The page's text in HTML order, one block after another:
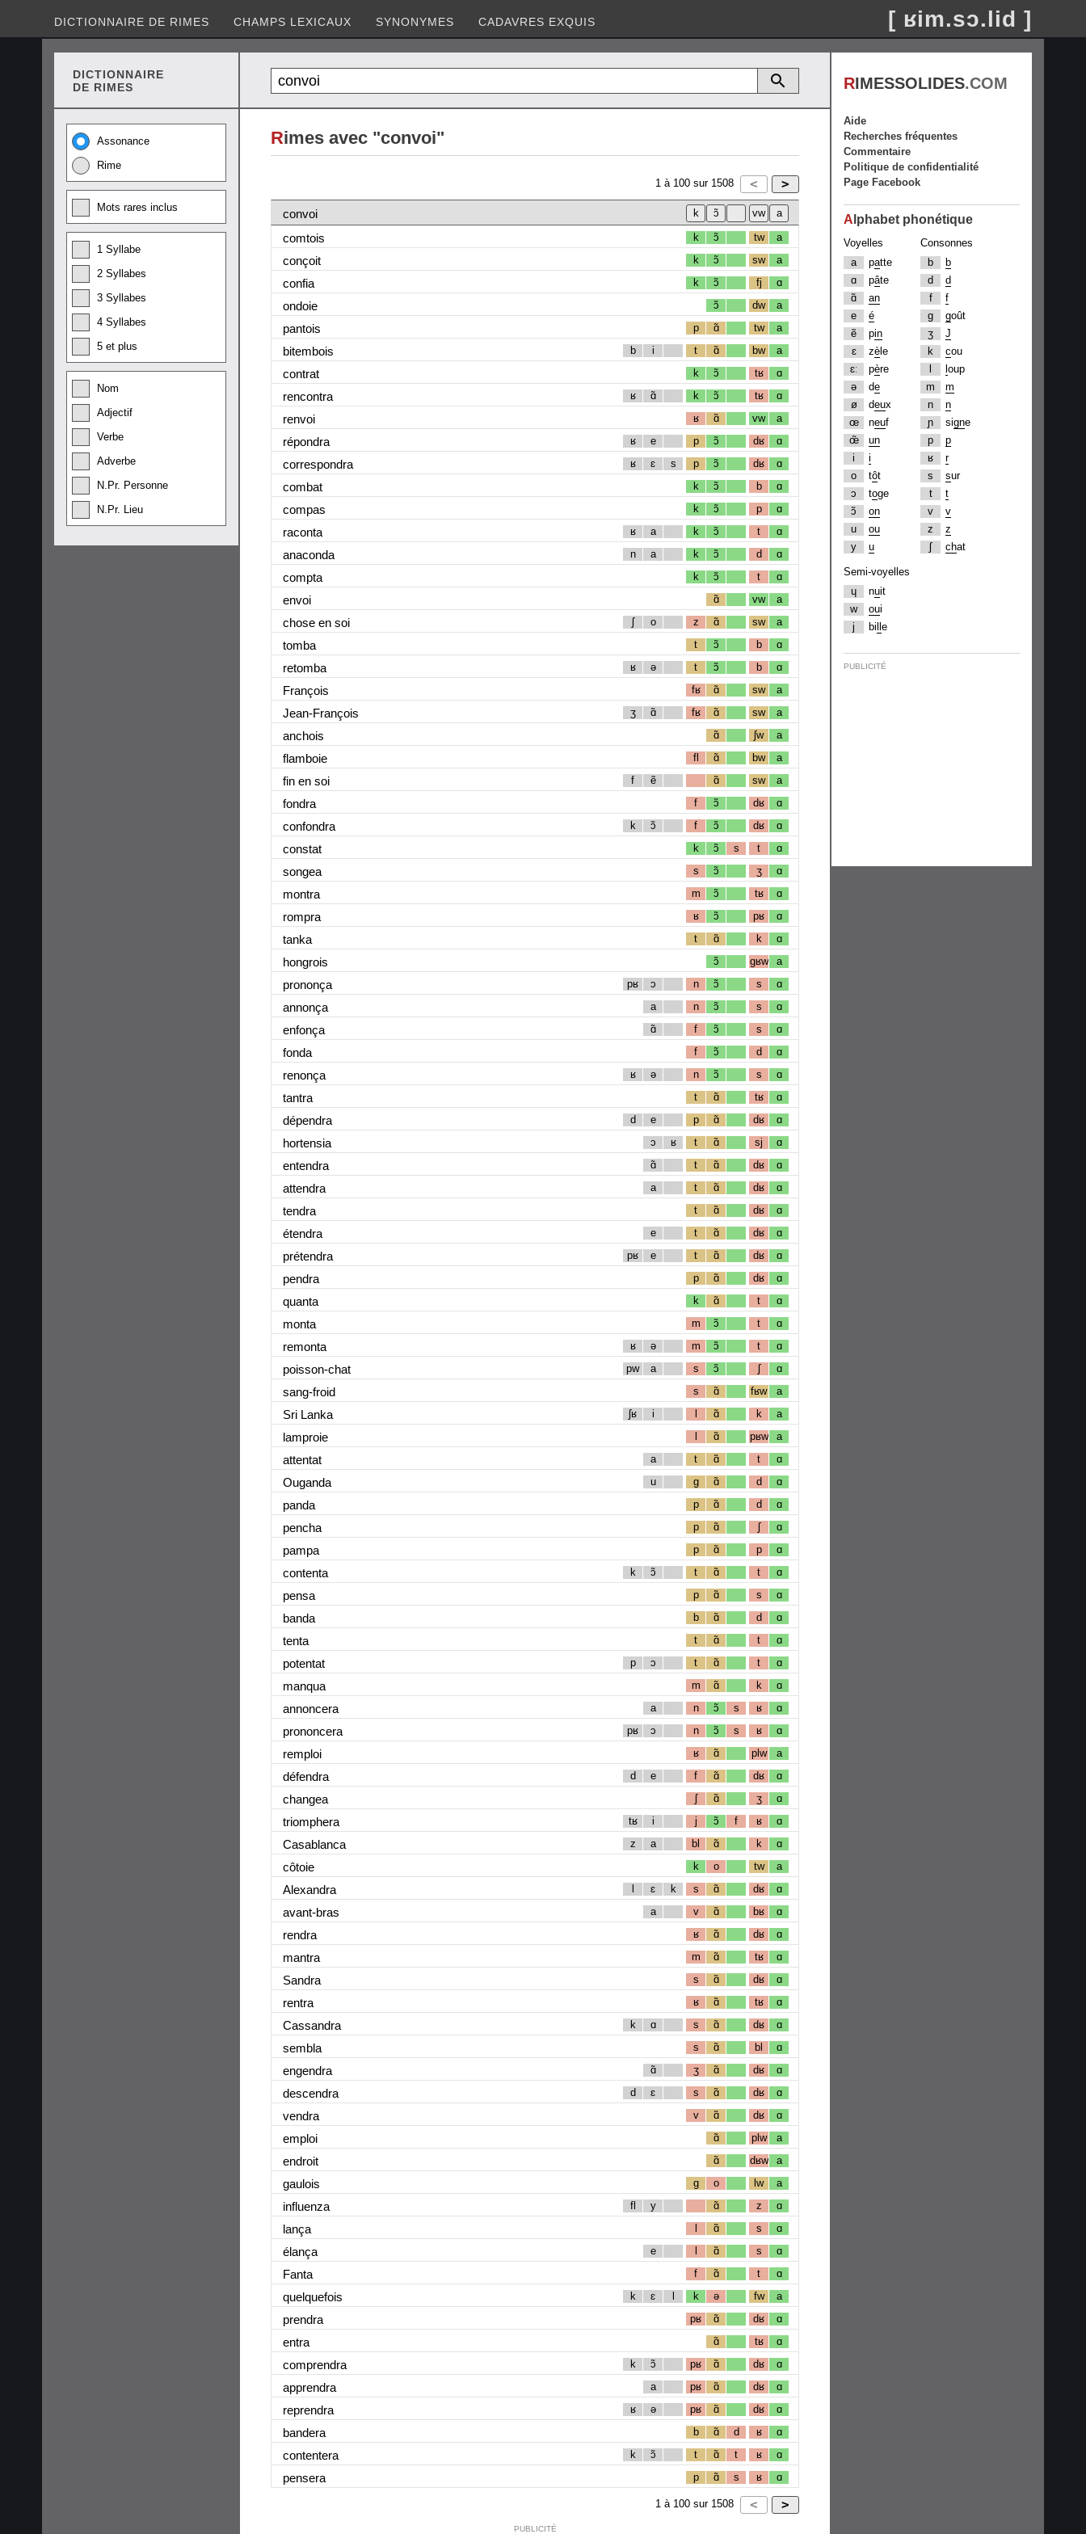
DICTIONNAIRE DE RIMES CHAMPS LEXICAUX SYNONYMES CADAVRES EXQUIS [ ʁim.sɔ.lid ]
DICTIONNAIRE
DE RIMES
Assonance
Rime
Mots rares inclus
1 Syllabe
2 Syllabes
3 Syllabes
4 Syllabes
5 et plus
Nom
Adjectif
Verbe
Adverbe
N.Pr. Personne
N.Pr. Lieu
Rimes avec "convoi"
1 à 100 sur 1508
convoi
comtois
k ɔ̃ tw a
conçoit k ɔ̃ sw a
confia k ɔ̃ fj ɑ
ondoie ɔ̃ dw a
pantois p ɑ̃ tw a
bitembois b i t ɑ̃ bw a
contrat k ɔ̃ tʁ ɑ
rencontra ʁ ɑ̃ k ɔ̃ tʁ ɑ
renvoi ʁ ɑ̃ vw a
répondra ʁ e p ɔ̃ dʁ ɑ
correspondra ʁ ɛ s p ɔ̃ dʁ ɑ
combat k ɔ̃ b ɑ
compas k ɔ̃ p ɑ
raconta ʁ a k ɔ̃ t ɑ
anaconda n a k ɔ̃ d ɑ
compta k ɔ̃ t ɑ
envoi ɑ̃ vw a
chose en soi ʃ o z ɑ̃ sw a
tomba t ɔ̃ b ɑ
retomba ʁ ə t ɔ̃ b ɑ
François fʁ ɑ̃ sw a
Jean-François ʒ ɑ̃ fʁ ɑ̃ sw a
anchois ɑ̃ ʃw a
flamboie fl ɑ̃ bw a
fin en soi f ẽ ɑ̃ sw a
fondra f ɔ̃ dʁ ɑ
confondra k ɔ̃ f ɔ̃ dʁ ɑ
constat k ɔ̃ s t ɑ
songea s ɔ̃ ʒ ɑ
montra m ɔ̃ tʁ ɑ
rompra ʁ ɔ̃ pʁ ɑ
tanka t ɑ̃ k ɑ
hongrois ɔ̃ gʁw a
prononça pʁ ɔ n ɔ̃ s ɑ
annonça a n ɔ̃ s ɑ
enfonça ɑ̃ f ɔ̃ s ɑ
fonda f ɔ̃ d ɑ
renonça ʁ ə n ɔ̃ s ɑ
tantra t ɑ̃ tʁ ɑ
dépendra d e p ɑ̃ dʁ ɑ
hortensia ɔ ʁ t ɑ̃ sj ɑ
entendra ɑ̃ t ɑ̃ dʁ ɑ
attendra a t ɑ̃ dʁ ɑ
tendra t ɑ̃ dʁ ɑ
étendra e t ɑ̃ dʁ ɑ
prétendra pʁ e t ɑ̃ dʁ ɑ
pendra p ɑ̃ dʁ ɑ
quanta k ɑ̃ t ɑ
monta m ɔ̃ t ɑ
remonta ʁ ə m ɔ̃ t ɑ
poisson-chat pw a s ɔ̃ ʃ ɑ
sang-froid s ɑ̃ fʁw a
Sri Lanka ʃʁ i l ɑ̃ k a
lamproie l ɑ̃ pʁw a
attentat a t ɑ̃ t ɑ
Ouganda u g ɑ̃ d ɑ
panda p ɑ̃ d ɑ
pencha p ɑ̃ ʃ ɑ
pampa p ɑ̃ p ɑ
contenta k ɔ̃ t ɑ̃ t ɑ
pensa p ɑ̃ s ɑ
banda b ɑ̃ d ɑ
tenta t ɑ̃ t ɑ
potentat p ɔ t ɑ̃ t ɑ
manqua m ɑ̃ k ɑ
annoncera a n ɔ̃ s ʁ ɑ
prononcera pʁ ɔ n ɔ̃ s ʁ ɑ
remploi ʁ ɑ̃ plw a
défendra d e f ɑ̃ dʁ ɑ
changea ʃ ɑ̃ ʒ ɑ
triomphera tʁ i j ɔ̃ f ʁ ɑ
Casablanca z a bl ɑ̃ k ɑ
côtoie k o tw a
Alexandra l ɛ k s ɑ̃ dʁ ɑ
avant-bras a v ɑ̃ bʁ ɑ
rendra ʁ ɑ̃ dʁ ɑ
mantra m ɑ̃ tʁ ɑ
Sandra s ɑ̃ dʁ ɑ
rentra ʁ ɑ̃ tʁ ɑ
Cassandra k ɑ s ɑ̃ dʁ ɑ
sembla s ɑ̃ bl ɑ
engendra ɑ̃ ʒ ɑ̃ dʁ ɑ
descendra d ɛ s ɑ̃ dʁ ɑ
vendra v ɑ̃ dʁ ɑ
emploi ɑ̃ plw a
endroit ɑ̃ dʁw a
gaulois g o lw a
influenza fl y ɑ̃ z ɑ
lança l ɑ̃ s ɑ
élança e l ɑ̃ s ɑ
Fanta f ɑ̃ t ɑ
quelquefois k ɛ l k ə fw a
prendra pʁ ɑ̃ dʁ ɑ
entra ɑ̃ tʁ ɑ
comprendra k ɔ̃ pʁ ɑ̃ dʁ ɑ
apprendra a pʁ ɑ̃ dʁ ɑ
reprendra ʁ ə pʁ ɑ̃ dʁ ɑ
bandera b ɑ̃ d ʁ ɑ
contentera k ɔ̃ t ɑ̃ t ʁ ɑ
pensera p ɑ̃ s ʁ ɑ
1 à 100 sur 1508
PUBLICITÉ
RIMESSOLIDES.COM
Aide
Recherches fréquentes
Commentaire
Politique de confidentialité
Page Facebook
A lphabet phonétique
Voyelles
a
patte
ɑ
pâte
ɑ̃
an
e
é
ẽ
pin
ɛ
zè le
ɛː
père
ə
de
ø
deux
œ
neuf
œ̃
un
i
i
o
tôt
ɔ
toge
ɔ̃
on
u
ou
y
u
Consonnes
b
b
d
d
f
f
g
goût
ʒ
J
k
cou
oup
m
m
n
n
ɲ
signe
p
p
ʁ
r
s
sur
t
t
v
v
z
z
ʃ
chat
Semi-voyelles
ɥ
nuit
w
oui
j
bi e
PUBLICITÉ